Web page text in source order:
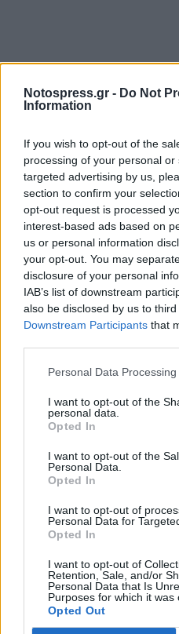
Notospress.gr - Do Not
Information
If you wish to opt-out of the
processing of your personal
targeted advertising by us,
section to confirm your
opt-out request is processed
interest-based ads based on
us or personal information
your opt-out. You may
disclosure of your personal
IAB’s list of downstream
also be disclosed by us to
Downstream Participants that
Personal Data
I want to opt-out of the
personal data.
Opted In
I want to opt-out of the
Personal Data.
Opted In
I want to opt-out of
Personal Data for
Opted In
I want to opt-out of
Retention, Sale, and/or
Personal Data that Is
Purposes for which it was
Opted Out
Σχετικά Άρθρα